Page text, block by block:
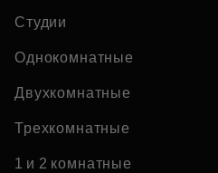
Студии
Однокомнатные
Двухкомнатные
Трехкомнатные
1 и 2 комнатные